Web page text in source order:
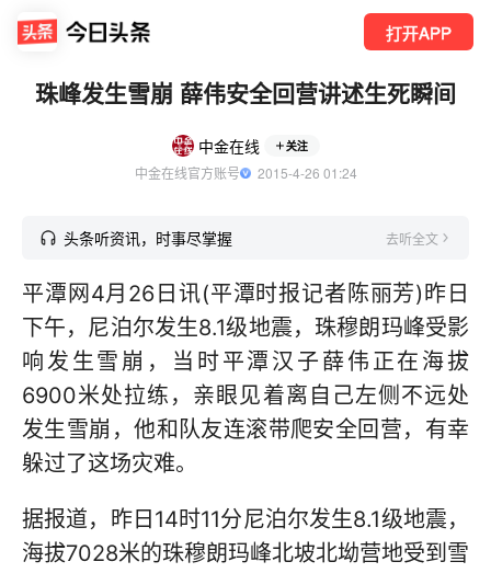
打开APP
珠峰发生雪崩 薛伟安全回营讲述生死瞬间
中金在线 关注
中金在线官方账号
  2015-4-26 01:24
头条听资讯，时事尽掌握 去听全文
平潭网4月26日讯(平潭时报记者陈丽芳)昨日
下午，尼泊尔发生8.1级地震，珠穆朗玛峰受影
响发生雪崩，当时平潭汉子薛伟正在海拔
6900米处拉练，亲眼见着离自己左侧不远处
发生雪崩，他和队友连滚带爬安全回营，有幸
躲过了这场灾难。
据报道，昨日14时11分尼泊尔发生8.1级地震，
海拔7028米的珠穆朗玛峰北坡北坳营地受到雪